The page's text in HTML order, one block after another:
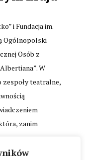
i Fundacja im.
Ogólnopolski
Osób z
W
zespoły teatralne,
zanim